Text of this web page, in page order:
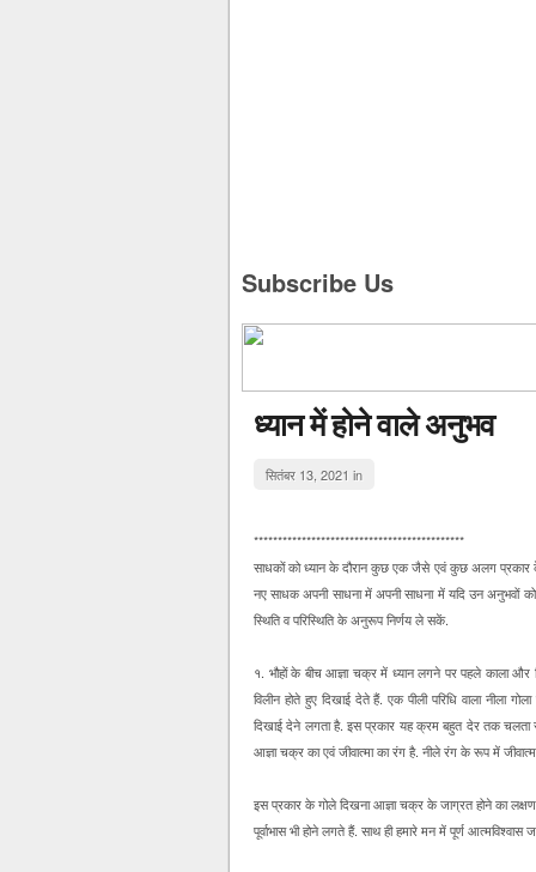
Subscribe Us
ध्यान में होने वाले अनुभव
सितंबर 13, 2021 in
********************************************
साधकों को ध्यान के दौरान कुछ एक जैसे एवं कुछ अलग प्रकार
नए साधक अपनी साधना में अपनी साधना में यदि उन अनुभवों
स्थिति व परिस्थिति के अनुरूप निर्णय ले सकें.
१. भौहों के बीच आज्ञा चक्र में ध्यान लगने पर पहले काला और
विलीन होते हुए दिखाई देते हैं. एक पीली परिधि वाला नीला
दिखाई देने लगता है. इस प्रकार यह क्रम बहुत देर तक चलता
आज्ञा चक्र का एवं जीवात्मा का रंग है. नीले रंग के रूप में
इस प्रकार के गोले दिखना आज्ञा चक्र के जाग्रत होने का
पूर्वाभास भी होने लगते हैं. साथ ही हमारे मन में पूर्ण